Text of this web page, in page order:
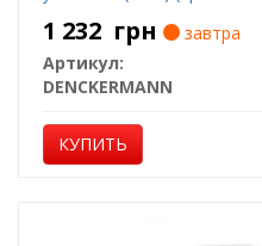
1 232 грн
завтра
Артикул:
DENCKERMANN
КУПИТЬ